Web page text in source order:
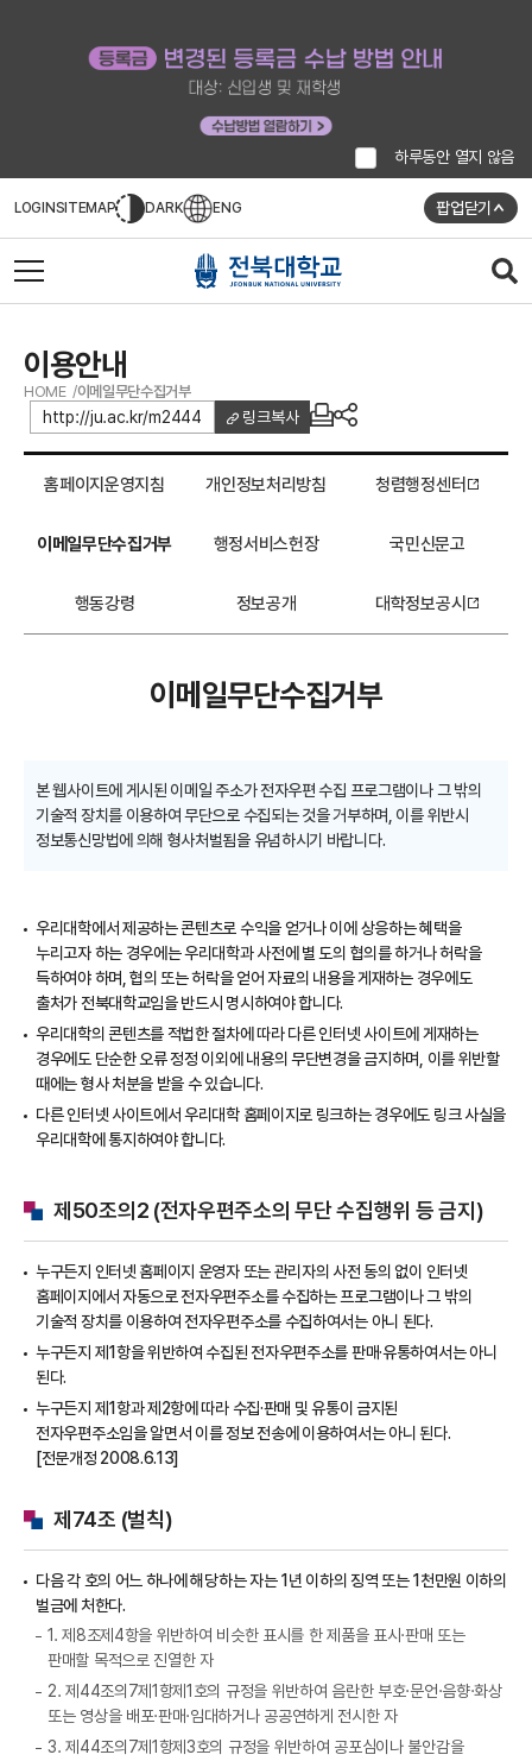
하루동안 열지 않음
LOGINSITEMAP DARK ENG 팝업닫기
이용안내
HOME 이메일무단수집거부
http://ju.ac.kr/m2444 링크복사
홈페이지운영지침 개인정보처리방침 청렴행정센터
이메일무단수집거부 행정서비스헌장 국민신문고
행동강령 정보공개 대학정보공시
이메일무단수집거부
본 웹사이트에 게시된 이메일 주소가 전자우편 수집 프로그램이나 그 밖의
기술적 장치를 이용하여 무단으로 수집되는 것을 거부하며, 이를 위반시
정보통신망법에 의해 형사처벌됨을 유념하시기 바랍니다.
우리대학에서 제공하는 콘텐츠로 수익을 얻거나 이에 상응하는 혜택을
누리고자 하는 경우에는 우리대학과 사전에 별 도의 협의를 하거나 허락을
득하여야 하며, 협의 또는 허락을 얻어 자료의 내용을 게재하는 경우에도
출처가 전북대학교임을 반드시 명시하여야 합니다.
우리대학의 콘텐츠를 적법한 절차에 따라 다른 인터넷 사이트에 게재하는
경우에도 단순한 오류 정정 이외에 내용의 무단변경을 금지하며, 이를 위반할
때에는 형사 처분을 받을 수 있습니다.
다른 인터넷 사이트에서 우리대학 홈페이지로 링크하는 경우에도 링크 사실을
우리대학에 통지하여야 합니다.
제50조의2 (전자우편주소의 무단 수집행위 등 금지)
누구든지 인터넷 홈페이지 운영자 또는 관리자의 사전 동의 없이 인터넷
홈페이지에서 자동으로 전자우편주소를 수집하는 프로그램이나 그 밖의
기술적 장치를 이용하여 전자우편주소를 수집하여서는 아니 된다.
누구든지 제1항을 위반하여 수집된 전자우편주소를 판매·유통하여서는 아니
된다.
누구든지 제1항과 제2항에 따라 수집·판매 및 유통이 금지된
전자우편주소임을 알면서 이를 정보 전송에 이용하여서는 아니 된다.
[전문개정 2008.6.13]
제74조 (벌칙)
다음 각 호의 어느 하나에 해당하는 자는 1년 이하의 징역 또는 1천만원 이하의
벌금에 처한다.
1. 제8조제4항을 위반하여 비슷한 표시를 한 제품을 표시·판매 또는
판매할 목적으로 진열한 자
2. 제44조의7제1항제1호의 규정을 위반하여 음란한 부호·문언·음향·화상
또는 영상을 배포·판매·임대하거나 공공연하게 전시한 자
3. 제44조의7제1항제3호의 규정을 위반하여 공포심이나 불안감을